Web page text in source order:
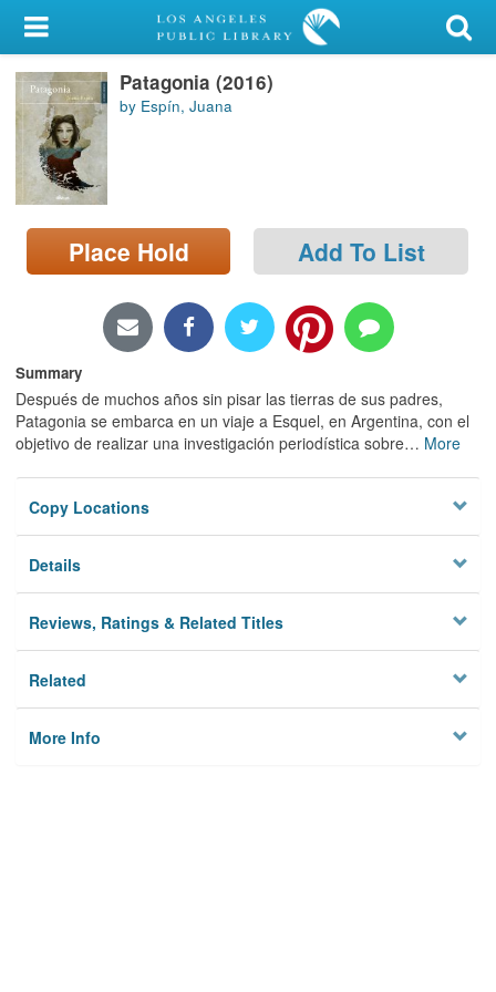
My Account
Library Card
Sign In
Search
Locations/Hours (external
page)
Patagonia (2016)
by Espín, Juana
Place Hold Add To List
Summary
Después de muchos años sin pisar las tierras de sus padres,
Patagonia se embarca en un viaje a Esquel, en Argentina, con el
objetivo de realizar una investigación periodística sobre… More
Copy Locations
Details
Reviews, Ratings & Related Titles
Related
More Info